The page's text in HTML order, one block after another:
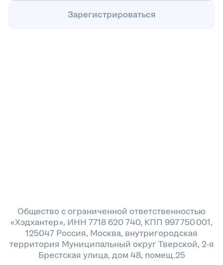
Зарегистрироваться
Общество с ограниченной ответственностью
«Хэдхантер», ИНН 7718 620 740, КПП 997 750 001,
125047 Россия, Москва, внутригородская
территория Муниципальный округ Тверской, 2-я
Брестская улица, дом 48, помещ.25